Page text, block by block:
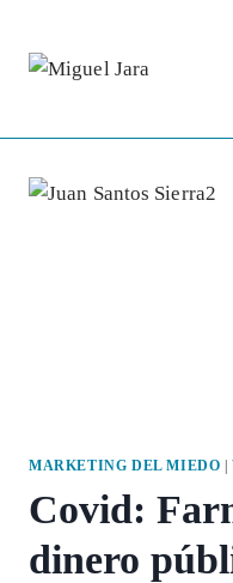
contenido
MARKETING DEL MIEDO |
Covid:
dinero